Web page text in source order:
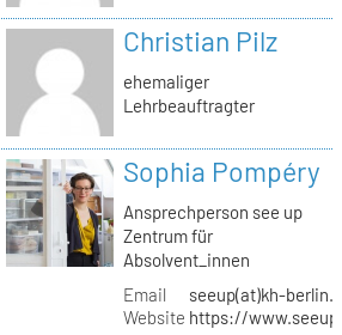
Christian Pilz
ehemaliger
Lehrbeauftragter
Sophia Pompéry
Ansprechperson see up
Zentrum für
Absolvent_innen
Email
seeup(at)kh-
Website https://